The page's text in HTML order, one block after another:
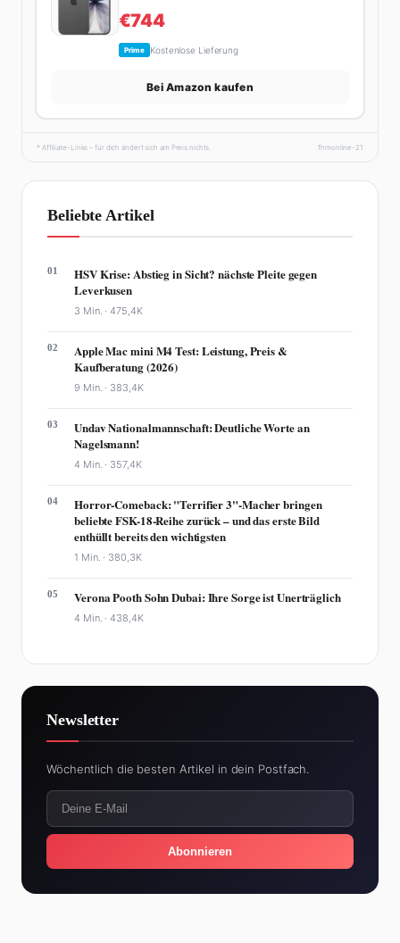
€744
Prime Kostenlose Lieferung
Bei Amazon kaufen
* Affiliate-Links – für dich ändert sich am Preis nichts. fhmonline-21
Beliebte Artikel
01
HSV Krise: Abstieg in Sicht? nächste Pleite gegen
Leverkusen
3 Min. ·475,4K
02
Apple Mac mini M4 Test: Leistung, Preis &
Kaufberatung (2026)
9 Min. · 383,4K
03
Undav Nationalmannschaft: Deutliche Worte an
Nagelsmann!
4 Min. · 357,4K
04
Horror-Comeback: "Terrifier 3"-Macher bringen
beliebte FSK-18-Reihe zurück – und das erste Bild
enthüllt bereits den wichtigsten
1 Min. · 380,3K
05 Verona Pooth Sohn Dubai: Ihre Sorge ist Unerträglich
4 Min. ·438,4K
Newsletter
Wöchentlich die besten Artikel in dein Postfach.
Abonnieren